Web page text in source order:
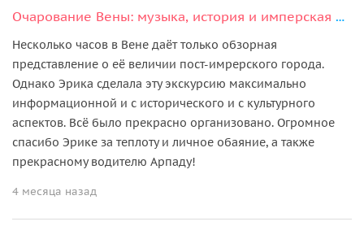
Очарование Вены: музыка, история и имперская роскошь
Несколько часов в Вене даёт только обзорная
представление о её величии пост-имрерского города.
Однако Эрика сделала эту экскурсию максимально
информационной и с исторического и с культурного
аспектов. Всё было прекрасно организовано. Огромное
спасибо Эрике за теплоту и личное обаяние, а также
прекрасному водителю Арпаду!
4 месяца назад